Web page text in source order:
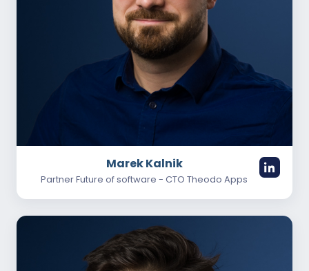
Marek Kalnik
Partner Future of software - CTO Theodo Apps